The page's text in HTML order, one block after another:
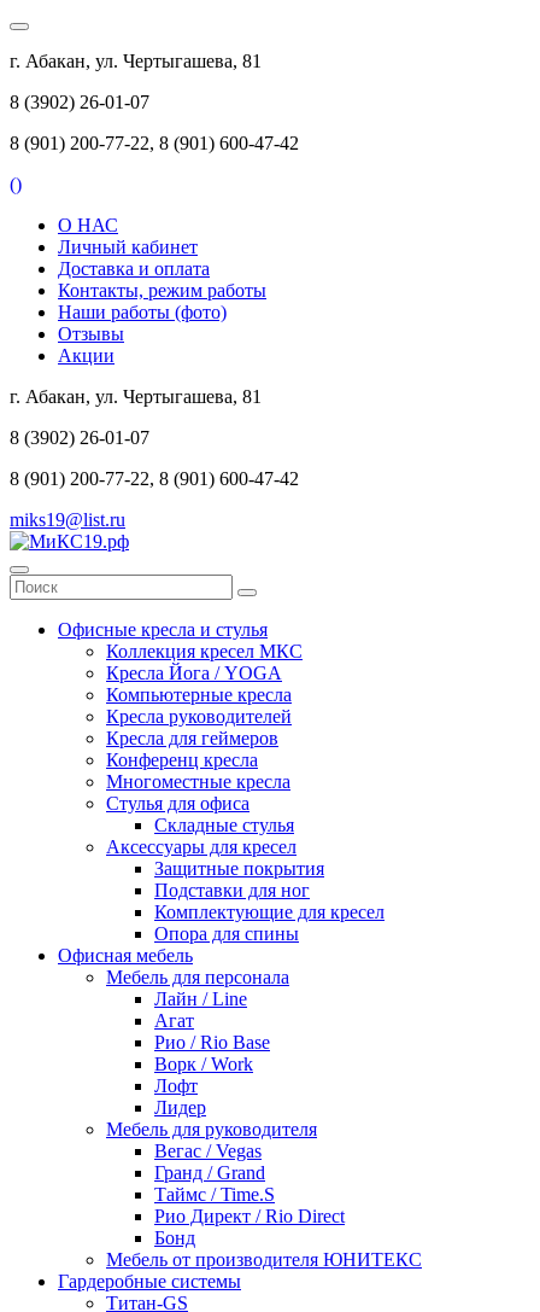
г. Абакан, ул. Чертыгашева, 81
8 (3902) 26-01-07
8 (901) 200-77-22, 8 (901) 600-47-42
()
О НАС
Личный кабинет
Доставка и оплата
Контакты, режим работы
Наши работы (фото)
Отзывы
Акции
г. Абакан, ул. Чертыгашева, 81
8 (3902) 26-01-07
8 (901) 200-77-22, 8 (901) 600-47-42
miks19@list.ru
Офисные кресла и стулья
Коллекция кресел МКС
Кресла Йога / YOGA
Компьютерные кресла
Кресла руководителей
Кресла для геймеров
Конференц кресла
Многоместные кресла
Стулья для офиса
Складные стулья
Аксессуары для кресел
Защитные покрытия
Подставки для ног
Комплектующие для кресел
Опора для спины
Офисная мебель
Мебель для персонала
Лайн / Line
Агат
Рио / Rio Base
Ворк / Work
Лофт
Лидер
Мебель для руководителя
Вегас / Vegas
Гранд / Grand
Таймс / Time.S
Рио Директ / Rio Direct
Бонд
Мебель от производителя ЮНИТЕКС
Гардеробные системы
Титан-GS